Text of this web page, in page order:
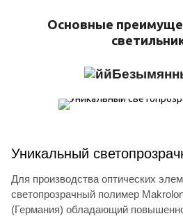
Основные
Уникальный
Для производства оптических
светопрозрачный полимер
(Германия) обладающий